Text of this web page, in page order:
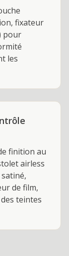
fixateur
pour
les
finition au
airless
de film,
teintes